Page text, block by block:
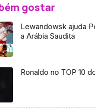
gostar
Lewandowsk ajuda
a Arábia Saudita
Ronaldo no TOP 10